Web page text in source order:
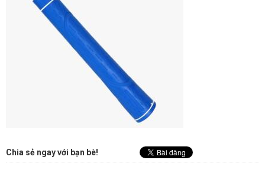
Chia sẻ ngay với bạn bè!